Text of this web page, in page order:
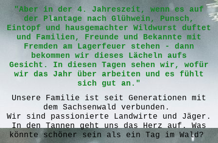
"Aber in der 4. Jahreszeit, wenn es auf
der Plantage nach Glühwein, Punsch,
Eintopf und hausgemachter Wildwurst duftet
und Familien, Freunde und Bekannte mit
Fremden am Lagerfeuer stehen - dann
bekommen wir dieses Lächeln aufs
Gesicht. In diesen Tagen sehen wir, wofür
wir das Jahr über arbeiten und es fühlt
sich gut an."
Unsere Familie ist seit Generationen mit
dem Sachsenwald verbunden.
Wir sind passionierte Landwirte und Jäger.
In den Tannen geht uns das Herz auf. Was
könnte schöner sein als ein Tag im Wald?